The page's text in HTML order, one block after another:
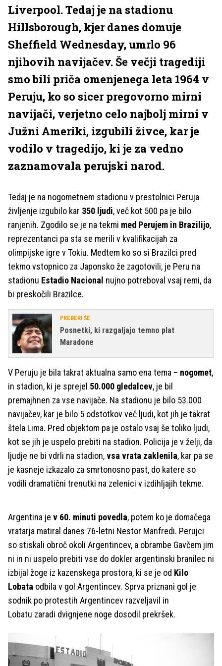
Liverpool. Tedaj je na stadionu
Hillsborough, kjer danes domuje
Sheffield Wednesday, umrlo 96
njihovih navijačev. Še večji tragediji
smo bili priča omenjenega leta 1964 v
Peruju, ko so sicer pregovorno mirni
navijači, verjetno celo najbolj mirni v
Južni Ameriki, izgubili živce, kar je
vodilo v tragedijo, ki je za vedno
zaznamovala perujski narod.
Tedaj je na nogometnem stadionu v prestolnici Peruja
življenje izgubilo kar 350 ljudi, več kot 500 pa je bilo
ranjenih. Zgodilo se je na tekmi med Perujem in Brazilijo,
reprezentanci pa sta se merili v kvalifikacijah za
olimpijske igre v Tokiu. Medtem ko so si Brazilci pred
tekmo vstopnico za Japonsko že zagotovili, je Peru na
stadionu Estadio Nacional nujno potreboval vsaj remi, da
bi preskočili Brazilce.
PREBERI ŠE
Posnetki, ki razgaljajo temno plat
Maradone
V Peruju je bila takrat aktualna samo ena tema – nogomet,
in stadion, ki je sprejel 50.000 gledalcev, je bil
premajhnen za vse navijače. Na stadionu je bilo 53.000
navijačev, kar je bilo 5 odstotkov več ljudi, kot jih je takrat
štela Lima. Pred objektom pa je ostalo vsaj še toliko ljudi,
kot se jih je uspelo prebiti na stadion. Policija je v želji, da
ljudje ne bi vdrli na stadion,vsa vrata zaklenila, kar pa se
je kasneje izkazalo za smrtonosno past, do katere so
vodili dramatični trenutki na zelenici v izdihljajih tekme.
Argentina je v 60. minuti povedla, potem ko je domačega
vratarja matiral danes 76-letni Nestor Manfredi. Perujci
so stiskali obroč okoli Argentincev, a obrambe Gavčem jim
ni in ni uspelo prebiti vse do dokler argentinski branilec ni
izbijal žoge iz kazenskega prostora, ki se je od Kilo
Lobata odbila v gol Argentincev. Sprva priznani gol je
sodnik po protestih Argentincev razveljavil in
Lobatu zaradi dvignjene noge dosodil prekršek.